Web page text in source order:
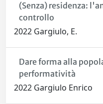
(Senza) residenza:
controllo
2022 Gargiulo, E.
Dare forma alla
performatività
2022 Gargiulo Enrico